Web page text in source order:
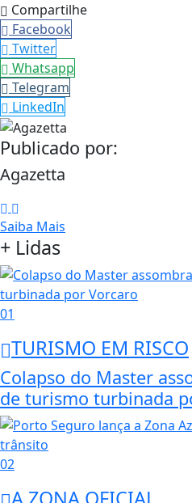
Compartilhe
Facebook
Twitter
Whatsapp
Telegram
LinkedIn
Publicado por:
Agazetta
Saiba Mais
+ Lidas
01
TURISMO EM RISCO
Colapso do Master
de turismo turbinada
02